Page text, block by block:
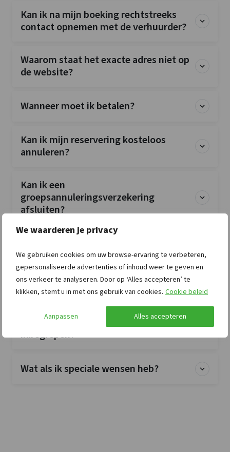
We waarderen je privacy
We gebruiken cookies om uw browse-ervaring te verbeteren,
gepersonaliseerde advertenties of inhoud weer te geven en
ons verkeer te analyseren. Door op ‘Alles accepteren’ te
klikken, stemt u in met ons gebruik van cookies. Cookie beleid
Aanpassen Alles accepteren
Kan ik na mijn boeking rechtstreeks
contact opnemen met de verhuurder?
Waarom staat het exacte adres niet op
de website?
Wanneer moet ik betalen?
Kan ik mijn reservering kosteloos
annuleren?
Kan ik een
groepsannuleringsverzekering
afsluiten?
groep?
Zijn huisdieren toegestaan?
Zijn bedlinnen en handdoeken
inbegrepen?
Wat als ik speciale wensen heb?